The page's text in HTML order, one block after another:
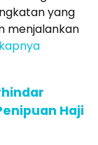
yang
menjalankan
Haji